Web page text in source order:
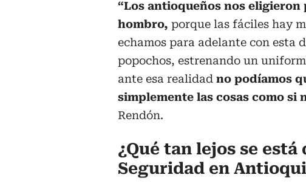
“Los antioqueños nos eligieron
hombro, porque las fáciles hay
echamos para adelante con esta
popochos, estrenando un
ante esa realidad no podíamos
simplemente las cosas como si
Rendón.
¿Qué tan lejos se está
Seguridad en